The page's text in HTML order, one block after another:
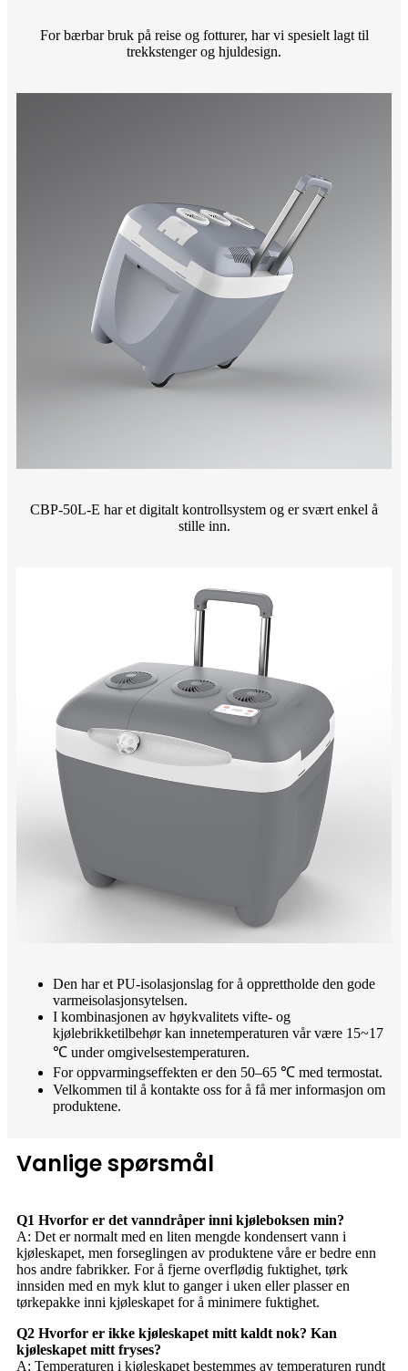
For bærbar bruk på reise og fotturer, har vi spesielt lagt til
trekkstenger og hjuldesign.
CBP-50L-E har et digitalt kontrollsystem og er svært enkel å
stille inn.
Den har et PU-isolasjonslag for å opprettholde den gode
varmeisolasjonsytelsen.
I kombinasjonen av høykvalitets vifte- og
kjølebrikketilbehør kan innetemperaturen vår være 15~17
℃ under omgivelsestemperaturen.
For oppvarmingseffekten er den 50–65 ℃ med termostat.
Velkommen til å kontakte oss for å få mer informasjon om
produktene.
Vanlige spørsmål
Q1 Hvorfor er det vanndråper inni kjøleboksen min?
A: Det er normalt med en liten mengde kondensert vann i
kjøleskapet, men forseglingen av produktene våre er bedre enn
hos andre fabrikker. For å fjerne overflødig fuktighet, tørk
innsiden med en myk klut to ganger i uken eller plasser en
tørkepakke inni kjøleskapet for å minimere fuktighet.
Q2 Hvorfor er ikke kjøleskapet mitt kaldt nok? Kan
kjøleskapet mitt fryses?
A: Temperaturen i kjøleskapet bestemmes av temperaturen rundt